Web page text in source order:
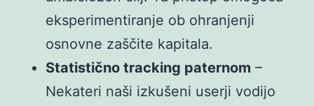
eksperimentiranje ob ohranjenji
osnovne zaščite kapitala.
Statistično tracking paternom –
Nekateri naši izkušeni userji vodijo